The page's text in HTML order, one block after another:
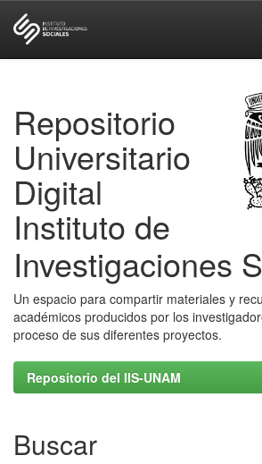
Repositorio
Universitario
Digital
Instituto de
Investigaciones
Un espacio para compartir materiales y
académicos producidos por los
proceso de sus diferentes proyectos.
Repositorio del IIS-UNAM
Buscar